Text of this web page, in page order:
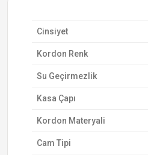
Cinsiyet
Kordon Renk
Su Geçirmezlik
Kasa Çapı
Kordon Materyali
Cam Tipi